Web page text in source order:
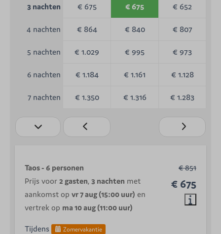
3 nachten € 675 € 675 € 652
4 nachten € 864 € 840 € 807
5 nachten € 1.029 € 995 € 973
6 nachten € 1.184 € 1.161 € 1.128
7 nachten € 1.350 € 1.316 € 1.283
€ 851
€ 675
Taos - 6 personen
Prijs voor 2 gasten, 3 nachten met
aankomst op vr 7 aug (15:00 uur) en
vertrek op ma 10 aug (11:00 uur)
Tijdens Zomervakantie